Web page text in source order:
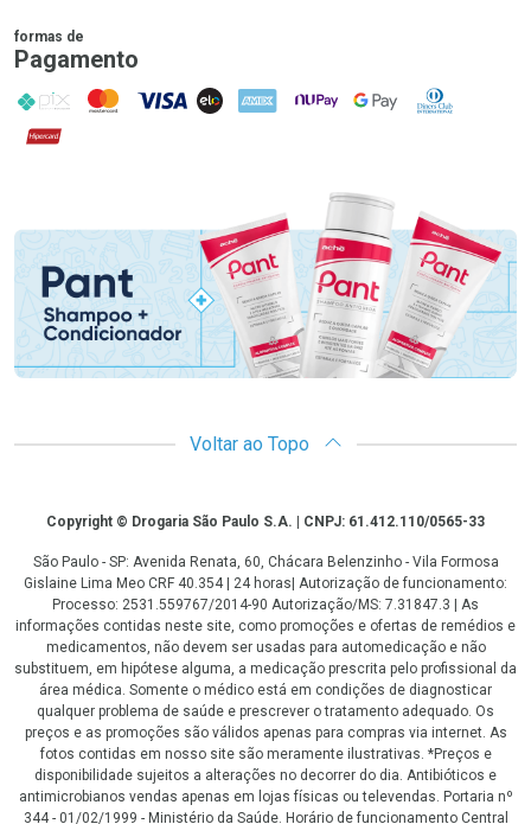
formas de
Pagamento
PIX MasterCard
VISA ELO AMEX NuPay Google PayDiners Club
Hipercard
Promoção em Destaque
Voltar ao Topo
CopyrightCopyright © Drogaria São Paulo S.A. | CNPJ: 61.412.110/0565-33
São Paulo - SP: Avenida Renata, 60, Chácara Belenzinho - Vila Formosa
Gislaine Lima Meo CRF 40.354 | 24 horas| Autorização de funcionamento:
Processo: 2531.559767/2014-90 Autorização/MS: 7.31847.3 | As
informações contidas neste site, como promoções e ofertas de remédios e
medicamentos, não devem ser usadas para automedicação e não
substituem, em hipótese alguma, a medicação prescrita pelo profissional da
área médica. Somente o médico está em condições de diagnosticar
qualquer problema de saúde e prescrever o tratamento adequado. Os
preços e as promoções são válidos apenas para compras via internet. As
fotos contidas em nosso site são meramente ilustrativas. *Preços e
disponibilidade sujeitos a alterações no decorrer do dia. Antibióticos e
antimicrobianos vendas apenas em lojas físicas ou televendas. Portaria nº
344 - 01/02/1999 - Ministério da Saúde. Horário de funcionamento Central